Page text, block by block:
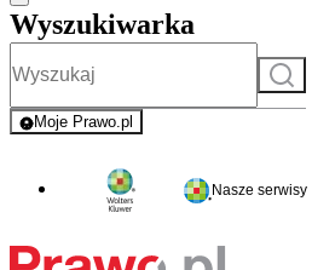
Wyszukiwarka
Szukaj
Moje Prawo.pl
- rejestracja i logowanie do serwisu
Nasze serwisy